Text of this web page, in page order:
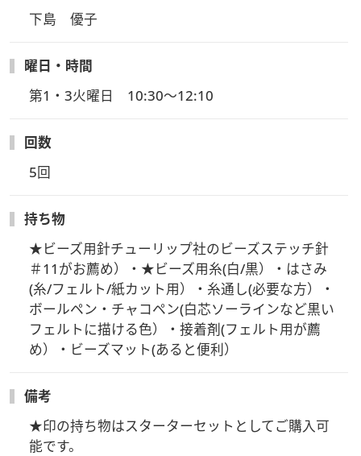
【お申込み受付締切】
※教材の数量の関係で予定より早く締め切らせていただく場合
がございます。
※材料キットの発送は、お支払完了確認後となります。
【事前にお届けするもの】
・オリジナルキット、テキスト、ご案内用紙（レッスン参加方
法ZoomURLやID・アーカイブ視聴方法など）
送予定。お届け着日は地域により差がございます。
【受講方法】
・ビデオ・Ｗｅｂ会議アプリケーション「Zoomウェビナー」
を使用します。
※受講生皆様は画面に映る事はありません。
欠席時も安心！
【見逃し配信があります】
方法は事前にお届けする「ご案内用紙」に記載しています。
（講座日程が合わない場合、全てのレッスンを見逃し配信でご
視聴いただく事も可能です）
下島　優子
曜日・時間
第1・3火曜日　10:30～12:10
回数
5回
持ち物
★ビーズ用針チューリップ社のビーズステッチ針
＃11がお薦め）・★ビーズ用糸(白/黒）・はさみ
(糸/フェルト/紙カット用）・糸通し(必要な方）・
ボールペン・チャコペン(白芯ソーラインなど黒い
フェルトに描ける色）・接着剤(フェルト用が薦
め）・ビーズマット(あると便利）
備考
★印の持ち物はスターターセットとしてご購入可
能です。